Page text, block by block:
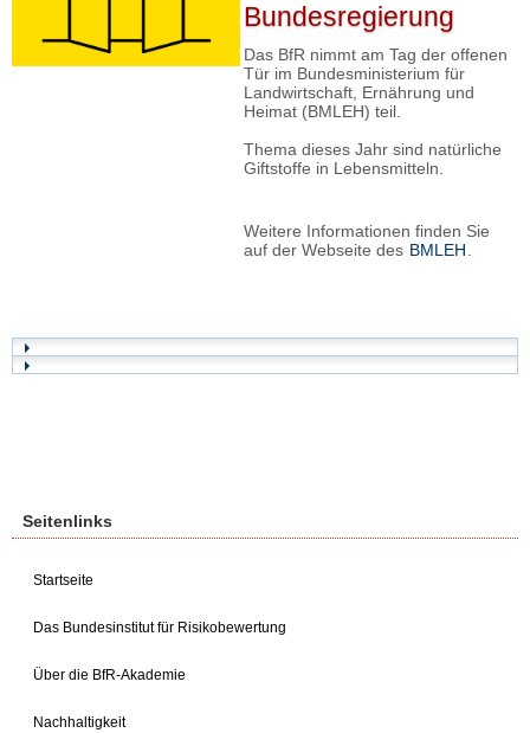
Bundesregierung
Das BfR nimmt am Tag der offenen
Tür im Bundesministerium für
Landwirtschaft, Ernährung und
Heimat (BMLEH) teil.
Thema dieses Jahr sind natürliche
Giftstoffe in Lebensmitteln.
Weitere Informationen finden Sie
auf der Webseite des BMLEH
Seitenlinks
Startseite
Das Bundesinstitut für Risikobewertung
Über die BfR-Akademie
Nachhaltigkeit